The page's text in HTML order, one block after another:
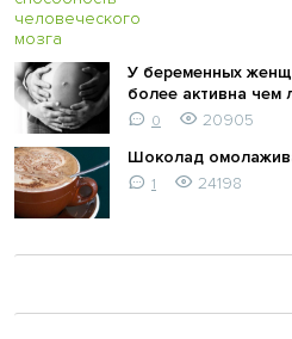
У беременных
более активна чем
0
20905
Шоколад
1 24198